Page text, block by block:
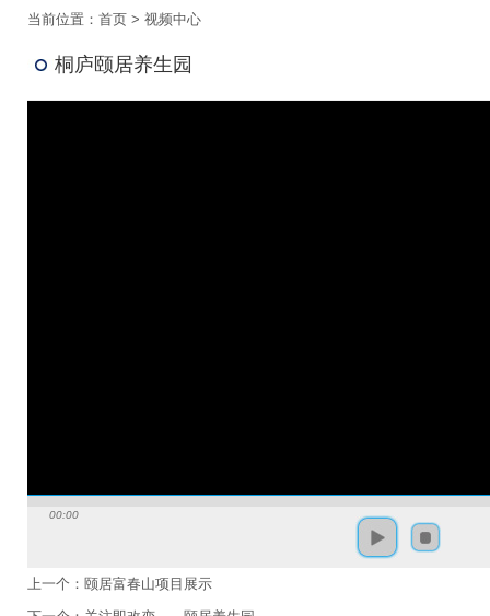
当前位置： 首页 > 视频中心
桐庐颐居养生园
00:00
上一个： 颐居富春山项目展示